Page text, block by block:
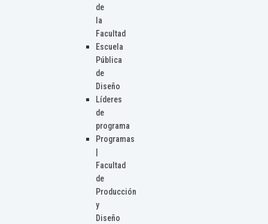
de
la
Facultad
Escuela
Pública
de
Diseño
Líderes
de
programa
Programas
Facultad
de
Producción
y
Diseño